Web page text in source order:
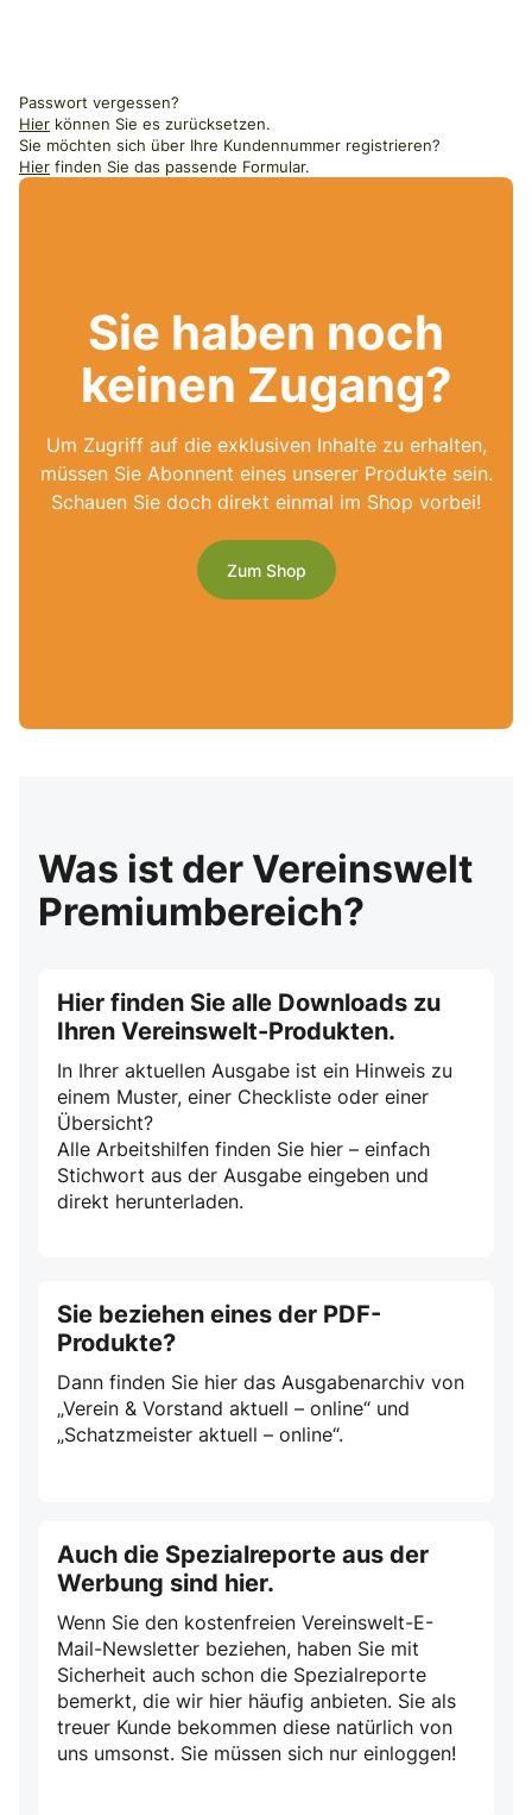
Passwort vergessen?
Hier können Sie es zurücksetzen.
Sie möchten sich über Ihre Kundennummer registrieren?
Hier finden Sie das passende Formular.
Sie haben noch
keinen Zugang?
Um Zugriff auf die exklusiven Inhalte zu erhalten,
müssen Sie Abonnent eines unserer Produkte sein.
Schauen Sie doch direkt einmal im Shop vorbei!
Zum Shop
Was ist der Vereinswelt
Premiumbereich?
Hier finden Sie alle Downloads zu
Ihren Vereinswelt-Produkten.
In Ihrer aktuellen Ausgabe ist ein Hinweis zu
einem Muster, einer Checkliste oder einer
Übersicht?
Alle Arbeitshilfen finden Sie hier – einfach
Stichwort aus der Ausgabe eingeben und
direkt herunterladen.
Sie beziehen eines der PDF-
Produkte?
Dann finden Sie hier das Ausgabenarchiv von
„Verein & Vorstand aktuell – online“ und
„Schatzmeister aktuell – online“.
Auch die Spezialreporte aus der
Werbung sind hier.
Wenn Sie den kostenfreien Vereinswelt-E-
Mail-Newsletter beziehen, haben Sie mit
Sicherheit auch schon die Spezialreporte
bemerkt, die wir hier häufig anbieten. Sie als
treuer Kunde bekommen diese natürlich von
uns umsonst. Sie müssen sich nur einloggen!